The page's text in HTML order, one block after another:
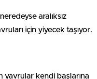
aralıksız
için yiyecek taşıyor.
yavrular kendi başlarına